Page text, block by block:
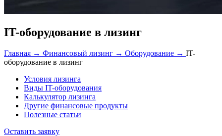
IT-оборудование в лизинг
Главная → Финансовый лизинг → Оборудование → IT-
оборудование в лизинг
Условия лизинга
Виды IT-оборудования
Калькулятор лизинга
Другие финансовые продукты
Полезные статьи
Оставить заявку